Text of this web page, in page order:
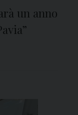
un anno